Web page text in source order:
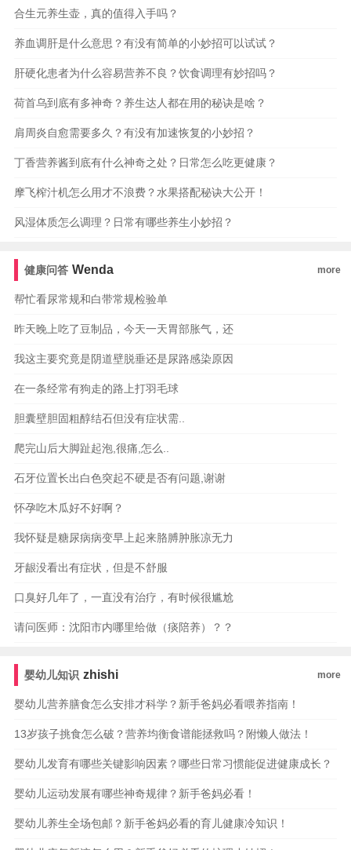
合生元养生壶，真的值得入手吗？
养血调肝是什么意思？有没有简单的小妙招可以试试？
肝硬化患者为什么容易营养不良？饮食调理有妙招吗？
荷首乌到底有多神奇？养生达人都在用的秘诀是啥？
肩周炎自愈需要多久？有没有加速恢复的小妙招？
丁香营养酱到底有什么神奇之处？日常怎么吃更健康？
摩飞榨汁机怎么用才不浪费？水果搭配秘诀大公开！
风湿体质怎么调理？日常有哪些养生小妙招？
健康问答 Wenda more
帮忙看尿常规和白带常规检验单
昨天晚上吃了豆制品，今天一天胃部胀气，还
我这主要究竟是阴道壁脱垂还是尿路感染原因
在一条经常有狗走的路上打羽毛球
胆囊壁胆固粗醇结石但没有症状需..
爬完山后大脚趾起泡,很痛,怎么..
石牙位置长出白色突起不硬是否有问题,谢谢
怀孕吃木瓜好不好啊？
我怀疑是糖尿病病变早上起来胳膊肿胀凉无力
牙龈没看出有症状，但是不舒服
口臭好几年了，一直没有治疗，有时候很尴尬
请问医师：沈阳市内哪里给做（痰陪养）？？
婴幼儿知识 zhishi more
婴幼儿营养膳食怎么安排才科学？新手爸妈必看喂养指南！
13岁孩子挑食怎么破？营养均衡食谱能拯救吗？附懒人做法！
婴幼儿发育有哪些关键影响因素？哪些日常习惯能促进健康成长？
婴幼儿运动发展有哪些神奇规律？新手爸妈必看！
婴幼儿养生全场包邮？新手爸妈必看的育儿健康冷知识！